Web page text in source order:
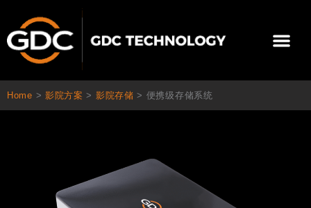
内
Home > 影院方案 > 影院存储 > 便携级存储系统